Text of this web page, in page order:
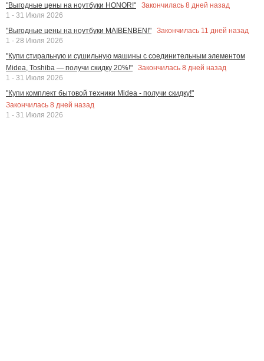
"Выгодные цены на ноутбуки HONOR!"
Закончилась 8 дней назад
1 - 31 Июля 2026
"Выгодные цены на ноутбуки MAIBENBEN!"
Закончилась 11 дней назад
1 - 28 Июля 2026
"Купи стиральную и сушильную машины с соединительным элементом
Midea, Toshiba — получи скидку 20%!"
Закончилась 8 дней назад
1 - 31 Июля 2026
"Купи комплект бытовой техники Midea - получи скидку!"
Закончилась 8 дней назад
1 - 31 Июля 2026